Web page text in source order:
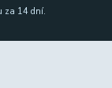
za 14 dní.